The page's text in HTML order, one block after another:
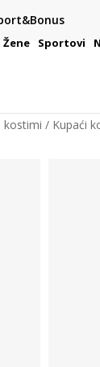
Žene Sportovi
kostimi Kupaći